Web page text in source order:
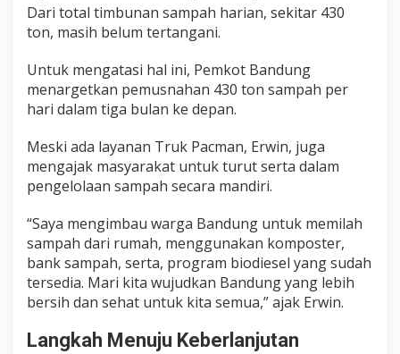
Dari total timbunan sampah harian, sekitar 430
ton, masih belum tertangani.
Untuk mengatasi hal ini, Pemkot Bandung
menargetkan pemusnahan 430 ton sampah per
hari dalam tiga bulan ke depan.
Meski ada layanan Truk Pacman, Erwin, juga
mengajak masyarakat untuk turut serta dalam
pengelolaan sampah secara mandiri.
“Saya mengimbau warga Bandung untuk memilah
sampah dari rumah, menggunakan komposter,
bank sampah, serta, program biodiesel yang sudah
tersedia. Mari kita wujudkan Bandung yang lebih
bersih dan sehat untuk kita semua,” ajak Erwin.
Langkah Menuju Keberlanjutan